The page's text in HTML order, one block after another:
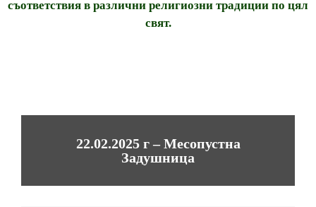
съответствия в различни религиозни традиции по цял
свят.
22.02.2025 г – Месопустна
Задушница